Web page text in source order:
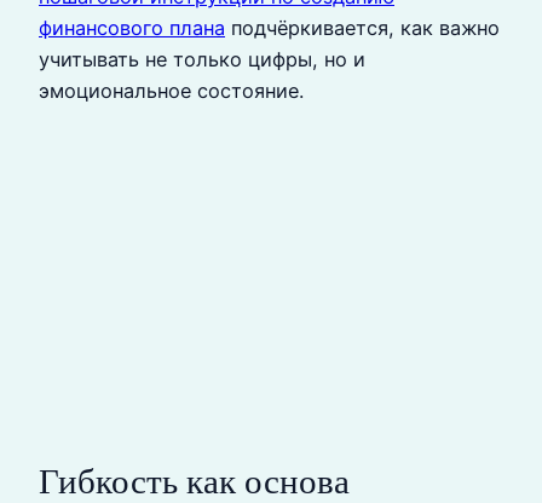
финансового плана подчёркивается, как важно
учитывать не только цифры, но и
эмоциональное состояние.
Гибкость как основа